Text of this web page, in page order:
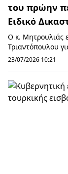
του πρώην
Ειδικό
Ο κ. Μητρουλιάς
Τριαντόπουλου
πρώην
23/07/2026 10:21